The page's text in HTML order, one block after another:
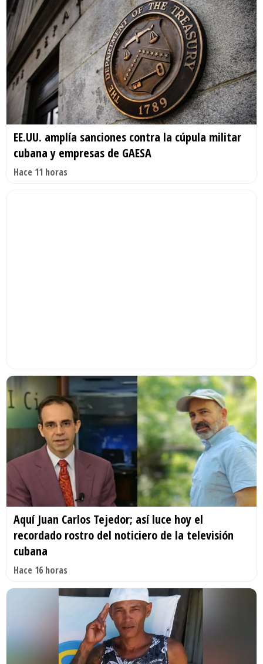
EE.UU. amplía sanciones contra la cúpula militar
cubana y empresas de GAESA
Hace 11 horas
Aquí Juan Carlos Tejedor; así luce hoy el
recordado rostro del noticiero de la televisión
cubana
Hace 16 horas